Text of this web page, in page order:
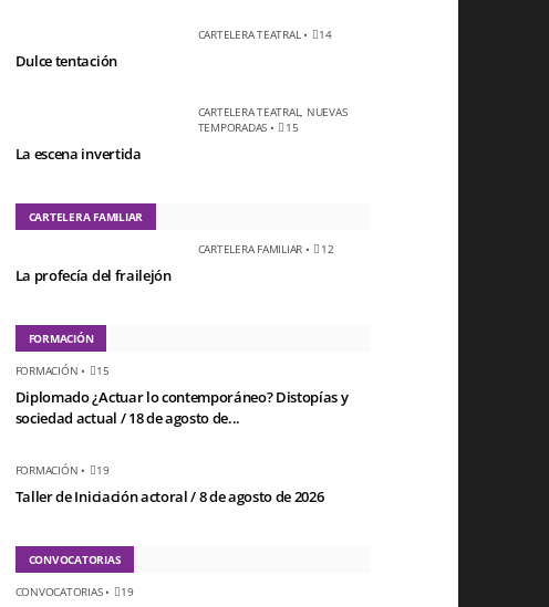
CARTELERA TEATRAL• 14
Dulce tentación
CARTELERA TEATRAL, NUEVAS
TEMPORADAS • 15
La escena invertida
CARTELERA FAMILIAR
CARTELERA FAMILIAR • 12
La profecía del frailejón
FORMACIÓN
FORMACIÓN • 15
Diplomado ¿Actuar lo contemporáneo? Distopías y
sociedad actual / 18 de agosto de...
FORMACIÓN • 19
Taller de Iniciación actoral / 8 de agosto de 2026
CONVOCATORIAS
CONVOCATORIAS• 19